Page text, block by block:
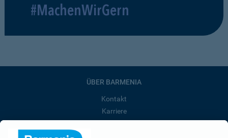
#MachenWirGern
ÜBER BARMENIA
Kontakt
Karriere